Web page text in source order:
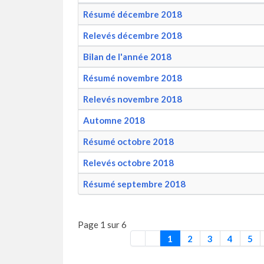
Résumé décembre 2018
Relevés décembre 2018
Bilan de l'année 2018
Résumé novembre 2018
Relevés novembre 2018
Automne 2018
Résumé octobre 2018
Relevés octobre 2018
Résumé septembre 2018
Page 1 sur 6
1
2 3 4 5